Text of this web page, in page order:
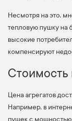
Несмотря на это,
тепловую пушку на
высокие
компенсируют
Цена агрегатов
Например, в
пушек с мощностью